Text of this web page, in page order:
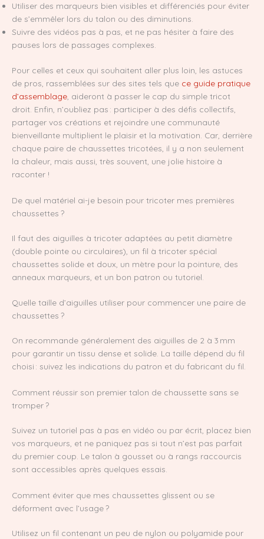
Utiliser des marqueurs bien visibles et différenciés pour éviter
de s’emmêler lors du talon ou des diminutions.
Suivre des vidéos pas à pas, et ne pas hésiter à faire des
pauses lors de passages complexes.
Pour celles et ceux qui souhaitent aller plus loin, les astuces
de pros, rassemblées sur des sites tels que ce guide pratique
d’assemblage , aideront à passer le cap du simple tricot
droit. Enfin, n’oubliez pas : participer à des défis collectifs,
partager vos créations et rejoindre une communauté
bienveillante multiplient le plaisir et la motivation. Car, derrière
chaque paire de chaussettes tricotées, il y a non seulement
la chaleur, mais aussi, très souvent, une jolie histoire à
raconter !
De quel matériel ai-je besoin pour tricoter mes premières
chaussettes ?
Il faut des aiguilles à tricoter adaptées au petit diamètre
(double pointe ou circulaires), un fil à tricoter spécial
chaussettes solide et doux, un mètre pour la pointure, des
anneaux marqueurs, et un bon patron ou tutoriel.
Quelle taille d’aiguilles utiliser pour commencer une paire de
chaussettes ?
On recommande généralement des aiguilles de 2 à 3 mm
pour garantir un tissu dense et solide. La taille dépend du fil
choisi : suivez les indications du patron et du fabricant du fil.
Comment réussir son premier talon de chaussette sans se
tromper ?
Suivez un tutoriel pas à pas en vidéo ou par écrit, placez bien
vos marqueurs, et ne paniquez pas si tout n’est pas parfait
du premier coup. Le talon à gousset ou à rangs raccourcis
sont accessibles après quelques essais.
Comment éviter que mes chaussettes glissent ou se
déforment avec l’usage ?
Utilisez un fil contenant un peu de nylon ou polyamide pour